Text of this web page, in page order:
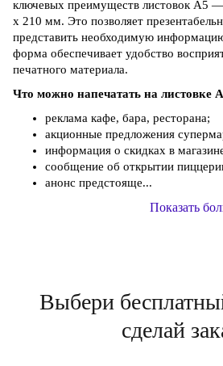
ключевых преимуществ листовок А5
х 210 мм. Это позволяет
представить необходимую
форма обеспечивает удобство
печатного материала.
Что можно напечатать на листовке
реклама кафе, бара, ресторана;
акционные предложения
информация о скидках в
сообщение об открытии
анонс предстояще...
Показать
Выбери
сделай